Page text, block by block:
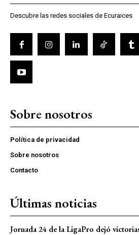
Descubre las redes sociales de Ecuraices
Sobre nosotros
Política de privacidad
Sobre nosotros
Contacto
Últimas noticias
Jornada 24 de la LigaPro dejó